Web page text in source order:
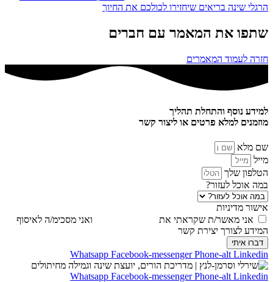
הרגלי שינה בריאים שיחזירו לכולכם את החיוך
שתפו את המאמר עם חברים
חזרה לעמוד המאמרים
למידע נוסף והתחלת תהליך
מוזמנים למלא פרטים או ליצור קשר
שם מלא
מייל
הטלפון שלך
במה אוכל לעזור?
אישור מדיניות
אני מאשר/ת שקראתי את
ואני מסכימ/ה לאיסוף
המידע לצורך יצירת קשר
דברו איתי
Whatsapp Facebook-messenger Phone-alt Linkedin
Whatsapp Facebook-messenger Phone-alt Linkedin